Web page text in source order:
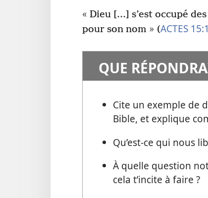
« Dieu [...] s’est occupé
pour son nom » (ACTES
QUE
Cite un exemple de
Bible, et explique
Qu’est-ce qui nous
À quelle question
cela t’incite à faire ?